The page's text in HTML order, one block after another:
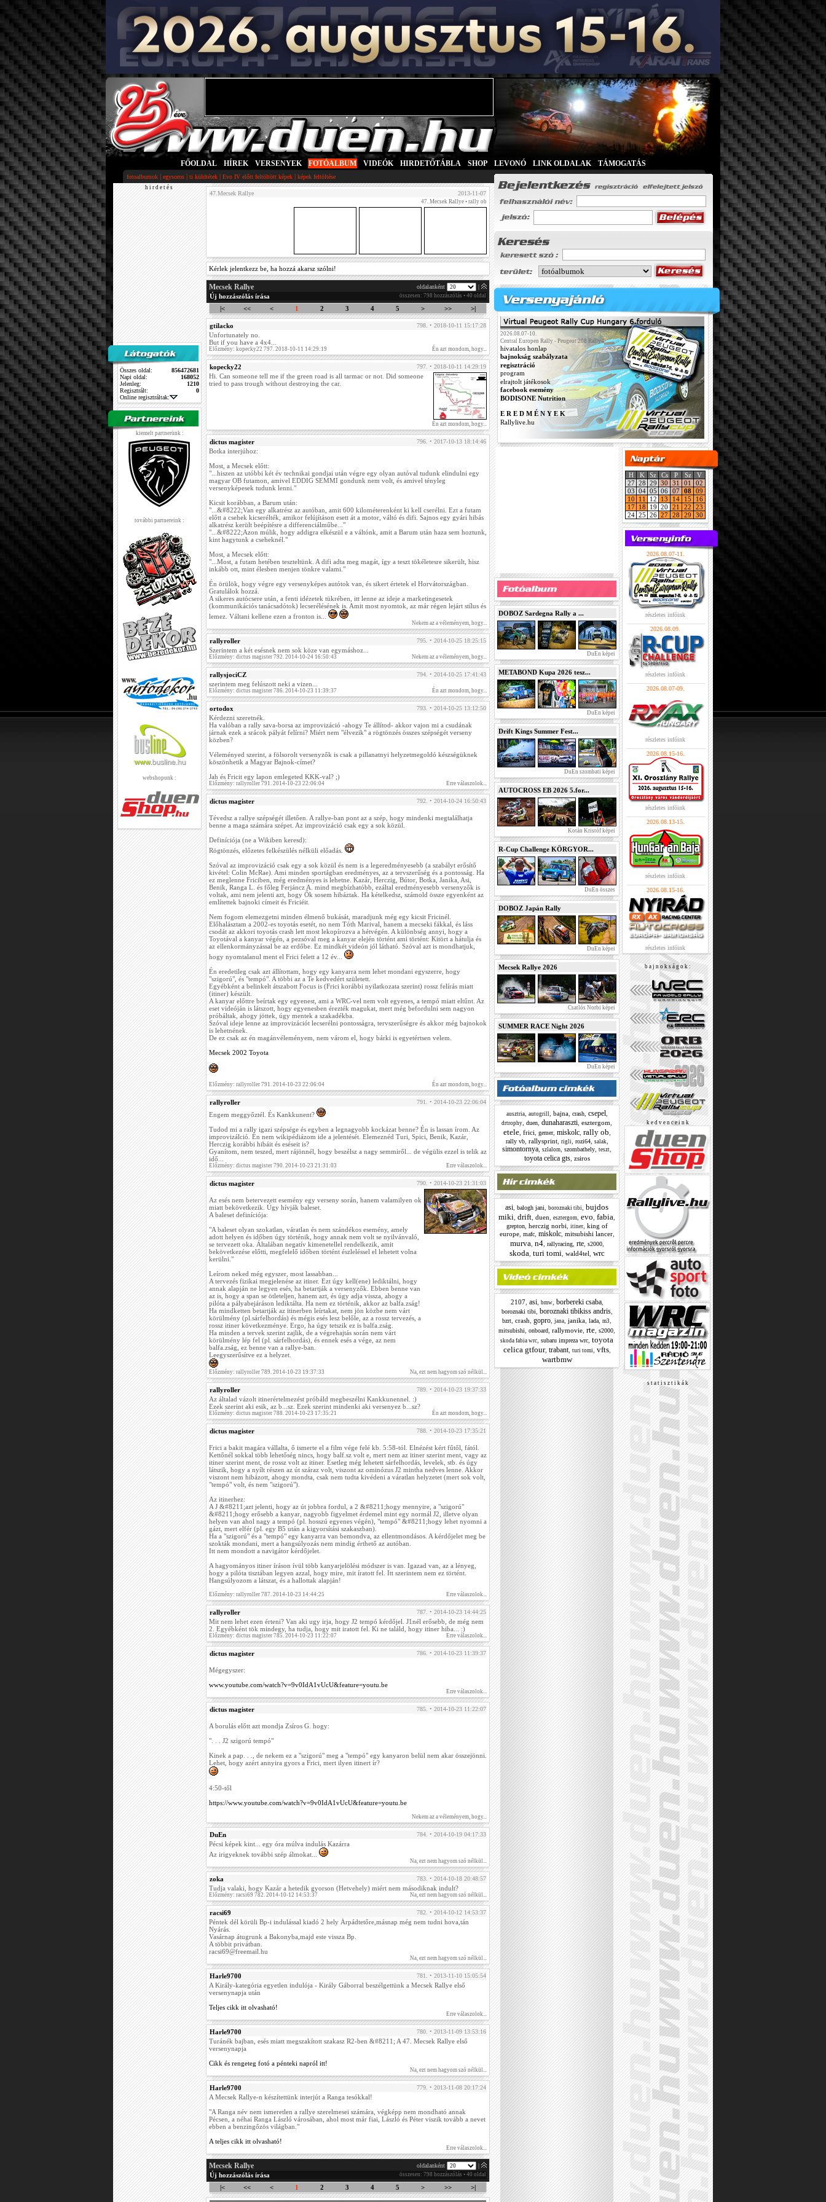
FŐOLDAL HÍREK VERSENYEK FOTÓALBUM VIDEÓK HIRDETŐTÁBLA SHOP LEVONÓ LINK OLDALAK TÁMOGATÁS
fotoalbumok | egysoros | ti küldtétek | Evo IV előtt feltöltött képek | képek feltöltése
h i r d e t é s
Összes oldal:
856472681
Napi oldal:
168052
Jelenleg:
1210
Regisztrált:
0
Online regisztráltak:
kiemelt partnerünk :
további partnereink :
webshopunk :
47.Mecsek Rallye 2013-11-07
47. Mecsek Rallye • rally ob
Kérlek jelentkezz be, ha hozzá akarsz szólni!
Mecsek Rallye oldalanként |
Új hozzászólás írása összesen: 798 hozzászólás • 40 oldal
|< << < 1 2 3 4 5 > >> >|
gtilacko 798. • 2018-10-11 15:17:28
Unfortunately no.
But if you have a 4x4...
Előzmény: kopecky22 797. 2018-10-11 14:29:19 Én azt mondom, hogy...
kopecky22 797. • 2018-10-11 14:29:19
Hi. Can someone tell me if the green road is all tarmac or not. Did someone
tried to pass trough without destroying the car.
Én azt mondom, hogy...
dictus magister 796. • 2017-10-13 18:14:46
Botka interjúhoz:
Most, a Mecsek előtt:
"...hiszen az utóbbi két év technikai gondjai után végre egy olyan autóval tudunk elindulni egy
magyar OB futamon, amivel EDDIG SEMMI gondunk nem volt, és amivel tényleg
versenyképesek tudunk lenni."
Kicsit korábban, a Barum után:
"...&#8222;Van egy alkatrész az autóban, amit 600 kilométerenként ki kell cserélni. Ezt a futam
előtt a csehek kicserélték, amikor felújításon esett át a motor, váltó és difi. Sajnos egy gyári hibás
alkatrész került beépítésre a differenciálműbe..."
"...&#8222;Azon múlik, hogy addigra elkészül e a váltónk, amit a Barum után haza sem hoztunk,
kint hagytunk a cseheknél."
Most, a Mecsek előtt:
"...Most, a futam hetében teszteltünk. A difi adta meg magát, így a teszt tökéletesre sikerült, hisz
inkább ott, mint élesben menjen tönkre valami."
Én örülök, hogy végre egy versenyképes autótok van, és sikert értetek el Horvátországban.
Gratulálok hozzá.
A sikeres autócsere után, a fenti idézetek tükrében, itt lenne az ideje a marketingesetek
(kommunikációs tanácsadótok) lecserélésének is. Amit most nyomtok, az már régen lejárt stílus és
lemez. Váltani kellene ezen a fronton is...
Nekem az a véleményem, hogy...
rallyroller 795. • 2014-10-25 18:25:15
Szerintem a két esésnek nem sok köze van egymáshoz...
Előzmény: dictus magister 792. 2014-10-24 16:50:43 Nekem az a véleményem, hogy...
rallysjociCZ 794. • 2014-10-25 17:41:43
szerintem meg felúszott neki a vizen...
Előzmény: dictus magister 786. 2014-10-23 11:39:37 Én azt mondom, hogy...
ortodox 793. • 2014-10-25 13:12:50
Kérdezni szeretnék.
Ha valóban a rally sava-borsa az improvizáció -ahogy Te állítod- akkor vajon mi a csudának
járnak ezek a srácok pályát felírni? Miért nem "élvezik" a rögtönzés összes szépségét verseny
közben?
Véleményed szerint, a fölsorolt versenyzők is csak a pillanatnyi helyzetmegoldó készségüknek
köszönhetik a Magyar Bajnok-címet?
Jah és Fricit egy lapon emlegeted KKK-val? ;)
Előzmény: rallyroller 791. 2014-10-23 22:06:04 Erre válaszolok...
dictus magister 792. • 2014-10-24 16:50:43
Tévedsz a rallye szépségét illetően. A rallye-ban pont az a szép, hogy mindenki megtalálhatja
benne a maga számára szépet. Az improvizáció csak egy a sok közül.
Definíciója (ne a Wikiben keresd):
Rögtönzés, előzetes felkészülés nélküli előadás.
Szóval az improvizáció csak egy a sok közül és nem is a legeredményesebb (a szabályt erősítő
kivétel: Colin McRae). Ami minden sportágban eredményes, az a tervszerűség és a pontosság. Ha
ez meglenne Friciben, még eredményes is lehetne. Kazár, Herczig, Bútor, Botka, Janika, Asi,
Benik, Ranga L. és főleg Ferjáncz A. mind megbízhatóbb, ezáltal eredményesebb versenyzők is
voltak, ami nem jelenti azt, hogy Ők sosem hibáztak. Ha kételkedsz, számold össze egyenként az
említettek bajnoki címeit és Friciéit.
Nem fogom elemezgetni minden élmenő bukását, maradjunk még egy kicsit Fricinél.
Előhalásztam a 2002-es toyotás esetét, no nem Tóth Marival, hanem a mecseki fákkal, és láss
csodát az akkori toyotás crash lett most lekopírozva a hétvégén. A különbség annyi, hogy a
Toyotával a kanyar végén, a pezsóval meg a kanyar elején történt ami történt: Kitört a hátulja és
az ellenkormányzással be az erdőbe. Ez mindkét videón jól látható. Szóval azt is mondhatjuk,
hogy nyomtalanul ment el Frici felett a 12 év...
Én eredetileg csak azt állítottam, hogy egy kanyarra nem lehet mondani egyszerre, hogy
"szigorú", és "tempó". A többi az a Te kedvedért született.
Egyébként a belinkelt átszabott Focus is (Frici korábbi nyilatkozata szerint) rossz felírás miatt
(itiner) készült.
A kanyar előttre beírtak egy egyenest, ami a WRC-vel nem volt egyenes, a tempó miatt eltűnt. Az
eset videóján is látszott, hogy egyenesben érezték magukat, mert még befordulni sem nagyon
próbáltak, ahogy jöttek, úgy mentek a szakadékba.
Szóval ideje lenne az improvizációt lecserélni pontosságra, tervszerűségre és akkor még bajnokok
is lehetnének.
De ez csak az én magánvéleményem, nem várom el, hogy bárki is egyetértsen velem.
Mecsek 2002 Toyota
Előzmény: rallyroller 791. 2014-10-23 22:06:04 Én azt mondom, hogy...
rallyroller 791. • 2014-10-23 22:06:04
Engem meggyőztél. És Kankkunent?
Tudod mi a rally igazi szépsége és egyben a legnagyobb kockázat benne? Én is lassan írom. Az
improvizálció. Én nem wikipédiázom ide a jelentését. Elemeznéd Turi, Spici, Benik, Kazár,
Herczig korábbi hibáit és eséseit is?
Gyanítom, nem teszed, mert rájönnél, hogy beszélsz a nagy semmiről... de végülis ezzel is telik az
idő...
Előzmény: dictus magister 790. 2014-10-23 21:31:03 Erre válaszolok...
dictus magister 790. • 2014-10-23 21:31:03
Az esés nem betervezett esemény egy verseny során, hanem valamilyen ok
miatt bekövetkezik. Úgy hívják baleset.
A baleset definíciója:
"A baleset olyan szokatlan, váratlan és nem szándékos esemény, amely
adott helyen és időben úgy történik, hogy annak nem volt se nyilvánvaló,
se tervezett oka. Általában negatív kimenetellel rendelkezik, amit
bekövetkezése előtti, megfelelő időben történt észleléssel el lehetett volna
kerülni."
Leírom neked még egyszer, most lassabban...
A tervezés fizikai megjelenése az itiner. Ezt úgy kell(ene) lediktálni, hogy
annak alapján ne legyen esés, ha betartják a versenyzők. Ebben benne van
az is, hogy a span se ötleteljen, hanem azt, és úgy adja vissza, ahogy a
pilóta a pályabejáráson lediktálta. Ha nem ez történik, akkor az balfa.zság!
Ha mindketten betartják az itinerben leírtakat, nem jön közbe nem várt
körülmény (pl.sárfelhordás) és mégis esés lesz belőle, az a rossz tervezés, a
rossz itiner következménye. Ergo, ha úgy tetszik ez is balfa.zság.
Ha minden a tervek szerint zajlik, de a végrehajtás során nem várt
körülmény lép fel (pl. sárfelhordás), és ennek esés a vége, az nem
balfa.zság, ez benne van a rallye-ban.
Leegyszerűsítve ez a helyzet.
Előzmény: rallyroller 789. 2014-10-23 19:37:33 Na, ezt nem hagyom szó nélkül...
rallyroller 789. • 2014-10-23 19:37:33
Az általad vázolt itinerértelmezést próbáld megbeszélni Kankkunennel. :)
Ezek szerint aki esik, az b...sz. Ezek szerint mindenki aki versenyez b...sz?
Előzmény: dictus magister 788. 2014-10-23 17:35:21 Én azt mondom, hogy...
dictus magister 788. • 2014-10-23 17:35:21
Frici a bakit magára vállalta, ő ismerte el a film vége felé kb. 5:58-tól. Elnézést kért fűtől, fától.
Kettőnél sokkal több lehetőség nincs, hogy balf.sz volt e, mert nem az itiner szerint ment, vagy az
itiner szerint ment, de rossz volt az itiner. Esetleg még lehetett sárfelhordás, levelek, stb. és úgy
látszik, hogy a nyílt részen az út száraz volt, viszont az ominózus J2 mintha nedves lenne. Akkor
viszont nem hibázott, ahogy mondta, csak nem tudta kivédeni a váratlan helyzetet (mert sok volt,
"tempó" volt, és nem "szigorú").
Az itinerhez:
A J &#8211;azt jelenti, hogy az út jobbra fordul, a 2 &#8211;hogy mennyire, a "szigorú"
&#8211;hogy erősebb a kanyar, nagyobb figyelmet érdemel mint egy normál J2, illetve olyan
helyen van ahol nagy a tempó (pl. hosszú egyenes végén), "tempó" &#8211;hogy lehet nyomni a
gázt, mert elfér (pl. egy B5 után a kigyorsítási szakaszban).
Ha a "szigorú" és a "tempó" egy kanyarra van bemondva, az ellentmondásos. A kérdőjelet meg be
szokták mondani, mert a hangsúlyozás nem mindig érthető az autóban.
Itt nem mondott a navigátor kérdőjelet.
A hagyományos itiner íráson ívül több kanyarjelölési módszer is van. Igazad van, az a lényeg,
hogy a pilóta tisztában legyen azzal, hogy mire, mit íratott fel. Itt szerintem nem ez történt.
Hangsúlyozom a látszat, és a hallottak alapján!
Előzmény: rallyroller 787. 2014-10-23 14:44:25 Erre válaszolok...
rallyroller 787. • 2014-10-23 14:44:25
Mit nem lehet ezen érteni? Van aki ugy irja, hogy J2 tempó kérdőjel. J1nél erősebb, de még nem
2. Egyébként tök mindegy, ha tudja, hogy mit iratott fel. Ki ne találd, hogy itiner hiba... :)
Előzmény: dictus magister 785. 2014-10-23 11:22:07 Erre válaszolok...
dictus magister 786. • 2014-10-23 11:39:37
Mégegyszer:
www.youtube.com/watch?v=9v0IdA1vUcU&feature=youtu.be
Erre válaszolok...
dictus magister 785. • 2014-10-23 11:22:07
A borulás előtt azt mondja Zsíros G. hogy:
". . . J2 szigorú tempó"
Kinek a pap. . ., de nekem ez a "szigorú" meg a "tempó" egy kanyaron belül nem akar összejönni.
Lehet, hogy azért annyira gyors a Frici, mert ilyen itinert ír?
4:50-től
https://www.youtube.com/watch?v=9v0IdA1vUcU&feature=youtu.be
Nekem az a véleményem, hogy...
DuEn 784. • 2014-10-19 04:17:33
Pécsi képek kint... egy óra múlva indulás Kazárra
Az irigyeknek további szép álmokat...
Na, ezt nem hagyom szó nélkül...
zoka 783. • 2014-10-18 20:48:57
Tudja valaki, hogy Kazár a hetedik gyorson (Hetvehely) miért nem másodiknak indult?
Előzmény: racsi69 782. 2014-10-12 14:53:37 Na, ezt nem hagyom szó nélkül...
racsi69 782. • 2014-10-12 14:53:37
Péntek dél körüli Bp-i indulással kiadó 2 hely Árpádtetőre,másnap még nem tudni hova,tán
Nyárás.
Vasárnap átugrunk a Bakonyba,majd este vissza Bp.
A többit privátban.
racsi69@freemail.hu
Na, ezt nem hagyom szó nélkül...
Harle9700 781. • 2013-11-10 15:05:54
A Király-kategória egyetlen indulója - Király Gáborral beszélgettünk a Mecsek Rallye első
versenynapja után
Teljes cikk itt olvasható!
Erre válaszolok...
Harle9700 780. • 2013-11-09 13:53:16
Turánék bajban, esés miatt megszakított szakasz R2-ben &#8211; A 47. Mecsek Rallye első
versenynapja
Cikk és rengeteg fotó a pénteki napról itt!
Na, ezt nem hagyom szó nélkül...
Harle9700 779. • 2013-11-08 20:17:24
A Mecsek Rallye-n készítettünk interjút a Ranga tesókkal!
"A Ranga név nem ismeretlen a rallye szerelmesei számára, végképp nem mondható annak
Pécsen, a néhai Ranga László városában, ahol most már fiai, László és Péter viszik tovább a nevet
ebben a benzingőzös világban."
A teljes cikk itt olvasható!
Erre válaszolok...
Mecsek Rallye oldalanként |
Új hozzászólás írása összesen: 798 hozzászólás • 40 oldal
|< << < 1 2 3 4 5 > >> >|
2026.08.07-10.
Central Europen Rally - Peugeot 208 Rally4
hivatalos honlap
bajnokság szabályzata
regisztráció
program
elrajtolt játékosok
facebook esemény
BODISONE Nutrition
E R E D M É N Y E K
Rallylive.hu
DOBOZ Sardegna Rally a ...
DuEn képei
METABOND Kupa 2026 tesz...
DuEn képei
Drift Kings Summer Fest...
DuEn szombati képei
AUTOCROSS EB 2026 5.for...
Kotán Kristóf képei
R-Cup Challenge KÖRGYOR...
DuEn összes
DOBOZ Japán Rally
DuEn képei
Mecsek Rallye 2026
Csatlós Norbi képei
SUMMER RACE Night 2026
DuEn képei
ausztria, autogrill bajna, crash, csepel
drtrophy duen dunaharaszti esztergom
etele, frici gemer, miskolc, rally ob
rally vb, rallysprint, rigli rozi64, salak
simontornya szlalom szombathely teszt
toyota celica gts, zsiros
asi balogh jani boroznaki tibi bujdos
miki drift duen esztergom evo fabia
grepton, herczig norbi itiner, king of
europe, mafc, miskolc, mitsubishi lancer,
murva n4, rallyracing, rte, s2000,
skoda turi tomi wald4tel wrc
2107, asi, bmw, borbereki csaba,
boroznaki tibi boroznaki tibikiss andris,
bzrt crash gopro jana janika lada m3
mitsubishi onboard rallymovie rte s2000
skoda fabia wrc subaru impreza wrc toyota
celica gtfour, trabant, turi tomi vfts,
wartbmw
H K Sz Cs P Sz
V
27 28 29 30 31 01
02
03 04 05 06 07 08 09
10
11 12 13 14 15
16
17
18 19 20 21 22
23
24 25 26 27 28 29 30
2026.08.07-11.
részletes infóink
2026.08.09.
részletes infóink
2026.08.07-09.
részletes infóink
2026.08.15-16.
részletes infóink
2026.08.13-15.
részletes infóink
2026.08.15-16.
részletes infóink
b a j n o k s á g o k :
k e d v e n c e i n k
s t a t i s z t i k á k